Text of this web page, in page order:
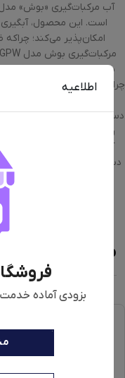
اطلاعیه
بزودی آماده
است. این محصول، آبگیری
امکان‌پذیر می‌کند؛
بسیار زیبایی دارد. این
چراکه روی تنگ شیشه‌ای
دستگیره‌ی اضافه، به‌راحتی
ریخته می‌شود، بسیار
آب‌پرتقال تازه و طبیعی
دستگاه است تا درصورتی‌که
محصولات مشابه